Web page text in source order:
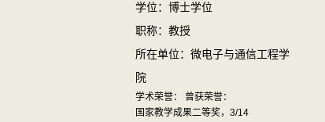
学位：博士学位
职称：教授
所在单位：微电子与通信工程学
院
学术荣誉： 曾获荣誉：
国家教学成果二等奖，3/14